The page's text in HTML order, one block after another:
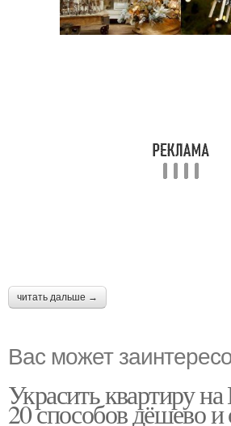
читать дальше →
Вас может
Украсить квартиру
20 способов дёшево и